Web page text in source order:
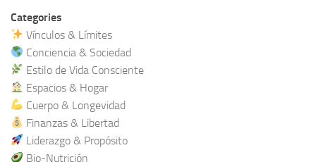
Categories
Vínculos & Límites
Conciencia & Sociedad
Estilo de Vida Consciente
Espacios & Hogar
Cuerpo & Longevidad
Finanzas & Libertad
Liderazgo & Propósito
Bio-Nutrición